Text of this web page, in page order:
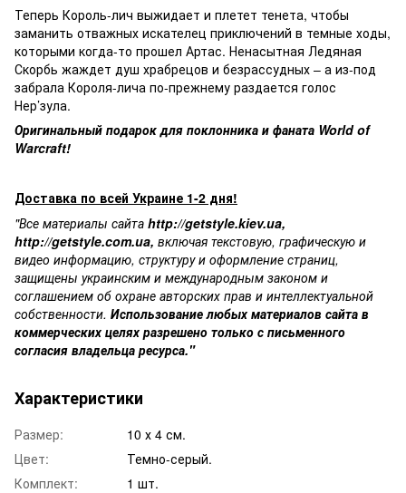
Теперь Король-лич выжидает и плетет тенета, чтобы
заманить отважных искателец приключений в темные ходы,
которыми когда-то прошел Артас. Ненасытная Ледяная
Скорбь жаждет душ храбрецов и безрассудных – а из-под
забрала Короля-лича по-прежнему раздается голос
Нер’зула.
Оригинальный подарок для поклонника и фаната World of
Warcraft!
Доставка по всей Украине 1-2 дня!
"Все материалы сайта http://getstyle.kiev.ua,
http://getstyle.com.ua, включая текстовую, графическую и
видео информацию, структуру и оформление страниц,
защищены украинским и международным законом и
соглашением об охране авторских прав и интеллектуальной
собственности. Использование любых материалов сайта в
коммерческих целях разрешено только с письменного
согласия владельца ресурса."
Характеристики
Размер:
10 х 4 см.
Цвет:
Темно-серый.
Комплект:
1 шт.